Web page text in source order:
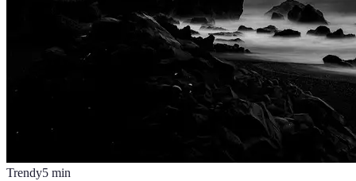
Trendy5 min